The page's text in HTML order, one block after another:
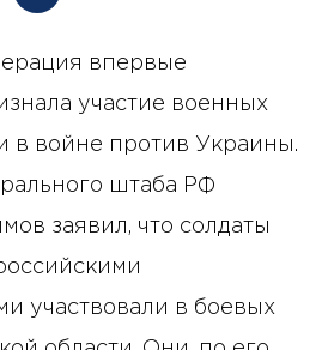
впервые
участие военных
в войне против Украины.
штаба РФ
заявил, что солдаты
участвовали в боевых